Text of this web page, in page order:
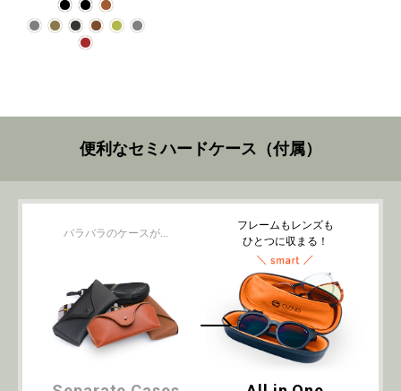
便利なセミハードケース（付属）
バラバラのケースが...
フレームもレンズも
ひとつに収まる！